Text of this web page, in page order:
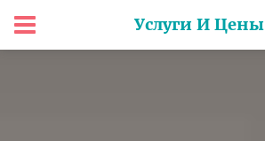
Услуги И Цены